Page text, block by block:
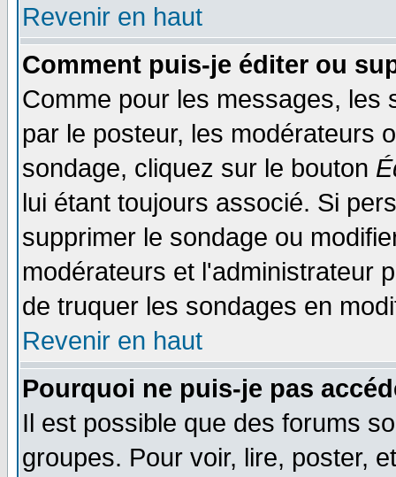
Revenir en haut
Comment puis-je éditer ou
Comme pour les messages, les
par le posteur, les modérateurs
sondage, cliquez sur le bouton
lui étant toujours associé. Si
supprimer le sondage ou
modérateurs et l'administrateur
de truquer les sondages en
Revenir en haut
Pourquoi ne puis-je pas
Il est possible que des forums
groupes. Pour voir, lire, poster,